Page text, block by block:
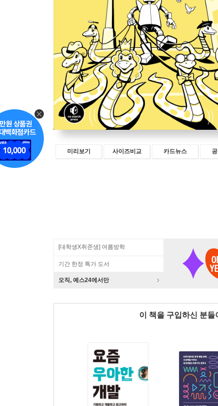
미리보기 사이즈비교 카드뉴스
[대학생X취준생] 여름방학
기간 한정 특가 도서
오직, 예스24에서만
이 책을 구입하신 분